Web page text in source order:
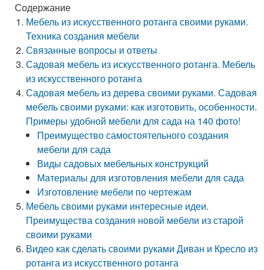
Содержание
Мебель из искусственного ротанга своими руками.
Техника создания мебели
Связанные вопросы и ответы
Садовая мебель из искусственного ротанга. Мебель
из искусственного ротанга
Садовая мебель из дерева своими руками. Садовая
мебель своими руками: как изготовить, особенности.
Примеры удобной мебели для сада на 140 фото!
Преимущество самостоятельного создания
мебели для сада
Виды садовых мебельных конструкций
Материалы для изготовления мебели для сада
Изготовление мебели по чертежам
Мебель своими руками интересные идеи.
Преимущества создания новой мебели из старой
своими руками
Видео как сделать своими руками Диван и Кресло из
ротанга из искусственного ротанга